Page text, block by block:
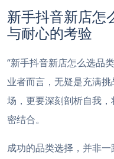
新手抖音新店
与耐心的考验
“新手抖音新店怎么选品
业者而言，无疑是充满
场，更要深刻剖析自我
密结合。
成功的品类选择，并非